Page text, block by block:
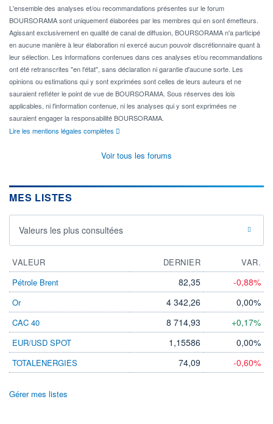
L'ensemble des analyses et/ou recommandations présentes sur le forum
BOURSORAMA sont uniquement élaborées par les membres qui en sont émetteurs.
Agissant exclusivement en qualité de canal de diffusion, BOURSORAMA n'a participé
en aucune manière à leur élaboration ni exercé aucun pouvoir discrétionnaire quant à
leur sélection. Les informations contenues dans ces analyses et/ou recommandations
ont été retranscrites "en l'état", sans déclaration ni garantie d'aucune sorte. Les
opinions ou estimations qui y sont exprimées sont celles de leurs auteurs et ne
sauraient refléter le point de vue de BOURSORAMA. Sous réserves des lois
applicables, ni l'information contenue, ni les analyses qui y sont exprimées ne
sauraient engager la responsabilité BOURSORAMA.
Lire les mentions légales complètes
Voir tous les forums
MES LISTES
Valeurs les plus consultées
VALEUR DERNIER
VAR.
Pétrole Brent
82,35 -0,88%
Or 4 342,26 0,00%
CAC 40 8 714,93 +0,17%
EUR/USD SPOT 1,15586 0,00%
TOTALENERGIES 74,09 -0,60%
Gérer mes listes